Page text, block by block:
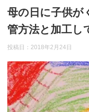
母の日に子供が
管方法と加工し
投稿日： 2018年2月24日